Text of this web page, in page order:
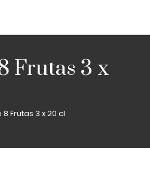
Frutas 3 x
Frutas 3 x 20 cl